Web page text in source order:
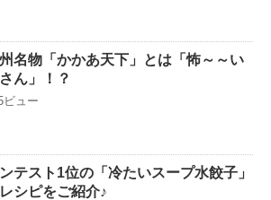
州名物「かかあ天下」とは「怖～～い
ん」！？
ビュー
テスト1位の「冷たいスープ水餃子」
シピをご紹介♪